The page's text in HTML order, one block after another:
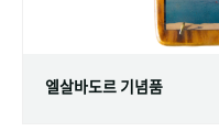
엘살바도르 기념품